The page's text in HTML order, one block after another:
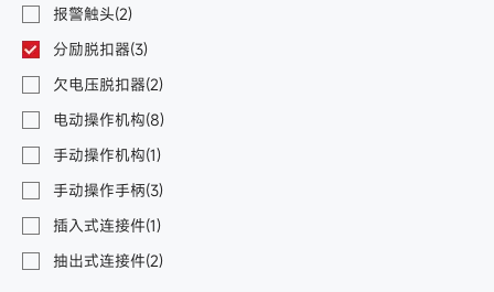
报警触头(2)
分励脱扣器(3)
欠电压脱扣器(2)
电动操作机构(8)
手动操作机构(1)
手动操作手柄(3)
插入式连接件(1)
抽出式连接件(2)